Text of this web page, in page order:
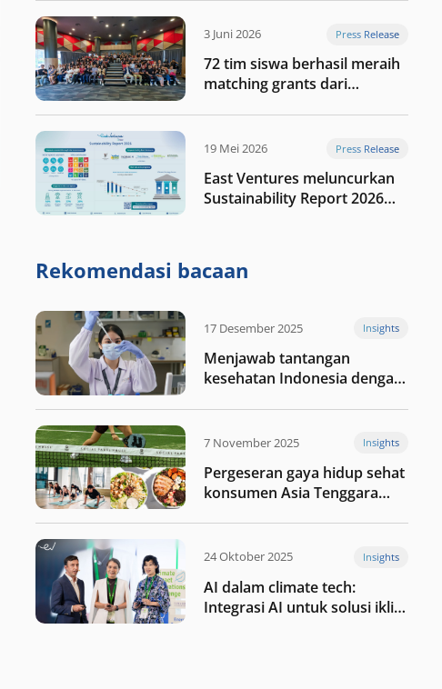
3 Juni 2026 Press Release
72 tim siswa berhasil meraih
matching grants dari
19 Mei 2026 Press Release
East Ventures meluncurkan
Sustainability Report 2026
Rekomendasi bacaan
17 Desember 2025 Insights
Menjawab tantangan
kesehatan Indonesia dengan
7 November 2025 Insights
Pergeseran gaya hidup sehat
konsumen Asia Tenggara
24 Oktober 2025 Insights
AI dalam climate tech:
Integrasi AI untuk solusi iklim